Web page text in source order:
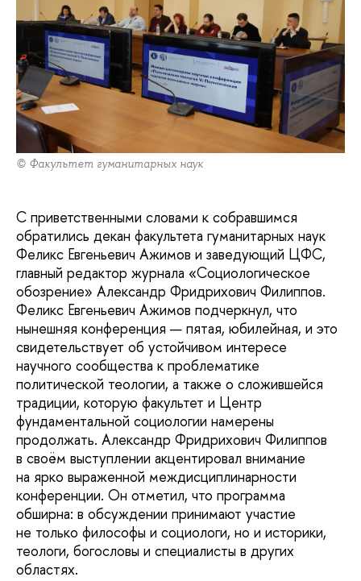
© Факультет гуманитарных наук
С приветственными словами к собравшимся
обратились декан факультета гуманитарных наук
Феликс Евгеньевич Ажимов и заведующий ЦФС,
главный редактор журнала «Социологическое
обозрение» Александр Фридрихович Филиппов.
Феликс Евгеньевич Ажимов подчеркнул, что
нынешняя конференция — пятая, юбилейная, и это
свидетельствует об устойчивом интересе
научного сообщества к проблематике
политической теологии, а также о сложившейся
традиции, которую факультет и Центр
фундаментальной социологии намерены
продолжать. Александр Фридрихович Филиппов
в своём выступлении акцентировал внимание
на ярко выраженной междисциплинарности
конференции. Он отметил, что программа
обширна: в обсуждении принимают участие
не только философы и социологи, но и историки,
теологи, богословы и специалисты в других
областях.